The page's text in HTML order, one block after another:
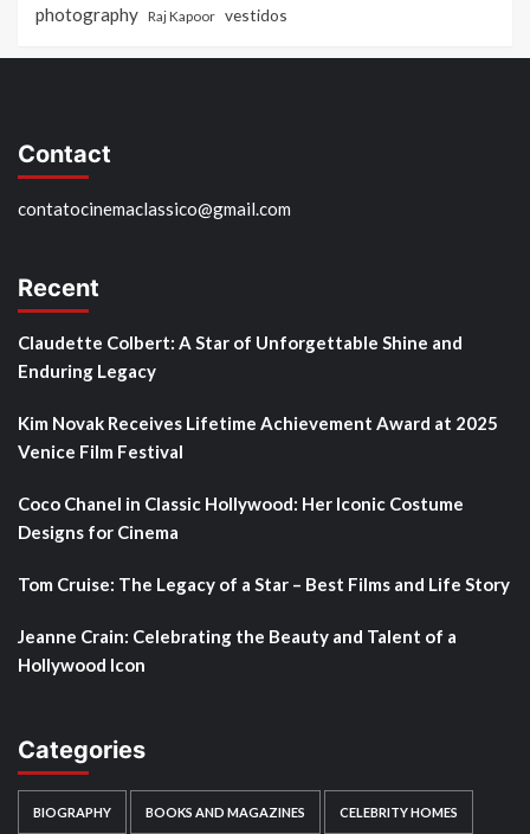
photography Raj Kapoor vestidos
Contact
contatocinemaclassico@gmail.com
Recent
Claudette Colbert: A Star of Unforgettable Shine and
Enduring Legacy
Kim Novak Receives Lifetime Achievement Award at 2025
Venice Film Festival
Coco Chanel in Classic Hollywood: Her Iconic Costume
Designs for Cinema
Tom Cruise: The Legacy of a Star – Best Films and Life Story
Jeanne Crain: Celebrating the Beauty and Talent of a
Hollywood Icon
Categories
BIOGRAPHY BOOKS AND MAGAZINES CELEBRITY HOMES